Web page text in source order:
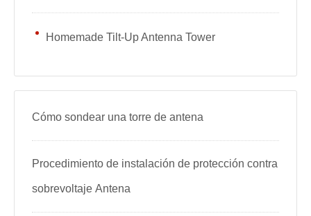
Homemade Tilt-Up Antenna Tower
Cómo sondear una torre de antena
Procedimiento de instalación de protección contra
sobrevoltaje Antena